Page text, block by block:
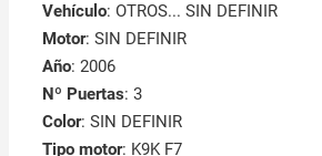
Vehículo: OTROS... SIN DEFINIR
Motor: SIN DEFINIR
Año: 2006
Nº Puertas: 3
Color: SIN DEFINIR
Tipo motor: K9K F7